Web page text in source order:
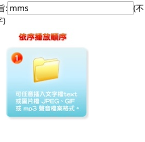
:
(不
)